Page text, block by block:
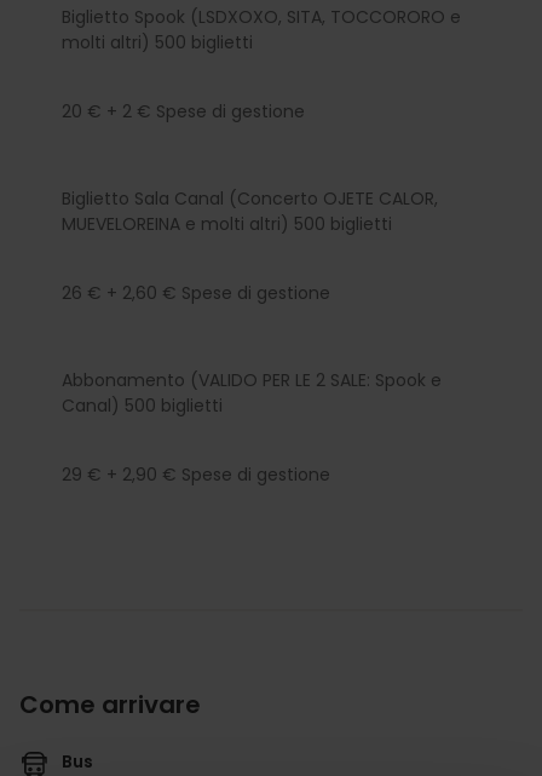
Biglietto Spook (LSDXOXO, SITA, TOCCORORO e
molti altri) 500 biglietti
20 € + 2 € Spese di gestione
Biglietto Sala Canal (Concerto OJETE CALOR,
MUEVELOREINA e molti altri) 500 biglietti
26 € + 2,60 € Spese di gestione
Abbonamento (VALIDO PER LE 2 SALE: Spook e
Canal) 500 biglietti
29 € + 2,90 € Spese di gestione
Come arrivare
Bus